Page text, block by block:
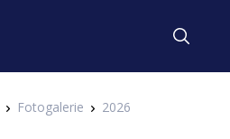
Fotogalerie 2026